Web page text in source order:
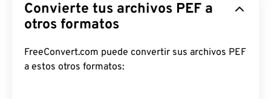
Convierte tus archivos PEF a
otros formatos
FreeConvert.com puede convertir sus archivos PEF
a estos otros formatos: